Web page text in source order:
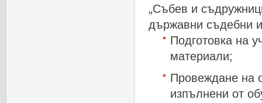
„Събев и
държавни съдебни
Подготовка на
материали;
Провеждане на
изпълнени от